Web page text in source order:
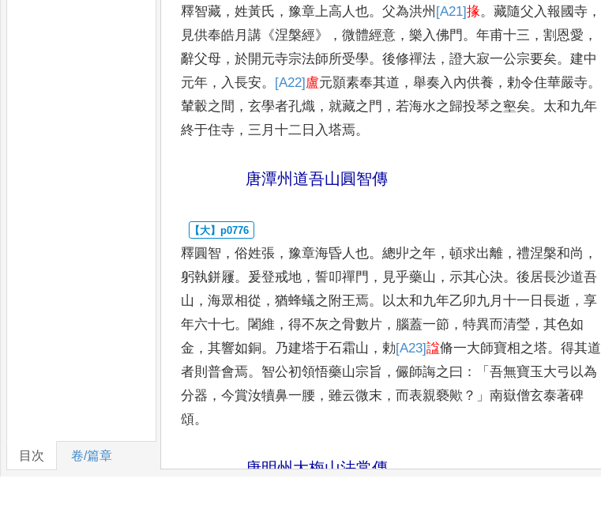
目次 卷/篇章
釋智藏 ， 姓黃氏 ， 豫章上高人也。 父為洪州 [A21]掾。 藏隨父入報國寺 ，
見供奉皓月講 《涅槃經》， 微體經意 ， 樂入佛門。 年甫十三 ， 割恩愛 ，
辭父母 ， 於開元寺宗法師所受學。 後修禪法 ， 證大寂一公宗要矣。 建中
元年 ， 入長安。 [A22] 盧元顥素奉其道 ， 舉奏入內供養 ， 勅令住華嚴寺。
輦轂之間 ， 玄學者孔熾 ， 就藏之門 ， 若海水之歸投琴之壑矣。 太和九年
終于住寺 ， 三月十二日入塔焉。
唐潭州道吾山圓智傳
釋圓智 ， 俗姓張 ， 豫章海昏人也。 總丱之年 ， 頓求出離 ， 禮涅槃和尚 ，
躬執鉼屨。 爰登戒地 ， 誓叩禪門 ， 見乎藥山 ， 示其心決。 後居長沙道吾
山 ， 海眾相從 ， 猶蜂蟻之附王焉。 以太和九年乙卯九月十一日長逝 ， 享
年六十七。 闍維 ， 得不灰之骨數片 ， 腦蓋一節 ， 特異而清瑩 ， 其色如
金 ， 其響如銅。 乃建塔于石霜山 ， 勅[A23]諡脩一大師寶相之塔。 得其道
者則普會焉。 智公初領悟藥山宗旨 ， 儼師誨之曰 ：「 吾無寶玉大弓以為
分器 ， 今賞汝犢鼻一腰 ， 雖云微末 ， 而表親褻歟 ？」 南嶽僧玄泰著碑
頌。
唐明州大梅山法常傳